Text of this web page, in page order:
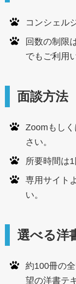
コンシェル
回数の制限
でもご利用
面談方法
Zoomもし
さい。
所要時間は
専用サイト
い。
選べる洋
約100冊の
望の洋書テ